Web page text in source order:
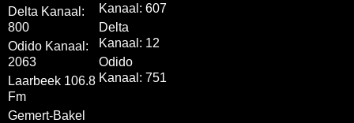
Delta Kanaal:
800
Odido Kanaal:
2063
Laarbeek 106.8
Fm
Gemert-Bakel
Kanaal: 607
Delta
Kanaal: 12
Odido
Kanaal: 751